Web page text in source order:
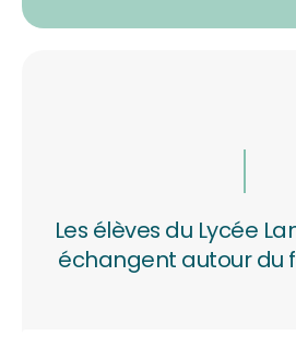
Les élèves du Lycée
échangent autour du